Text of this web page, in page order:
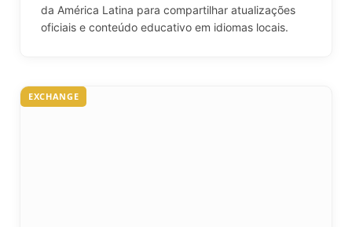
da América Latina para compartilhar atualizações
oficiais e conteúdo educativo em idiomas locais.
EXCHANGE